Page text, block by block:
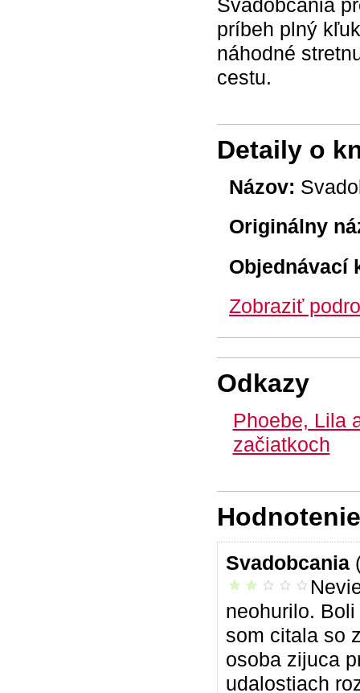
Svadobčania
príbeh plný
náhodné
cestu.
Detaily o
Názov:
Originálny
Objednávací
Zobraziť
Odkazy
Phoebe, Lila
začiatkoch
Svadobcania
neoslovila ma
neohurilo.
som citala so
osoba zijuca
udalostiach